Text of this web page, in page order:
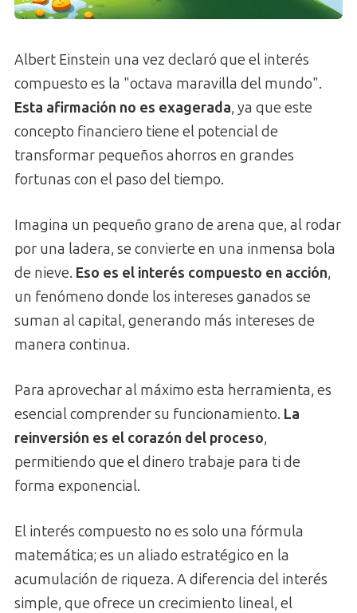
Albert Einstein una vez declaró que el interés
compuesto es la "octava maravilla del mundo".
Esta afirmación no es exagerada, ya que este
concepto financiero tiene el potencial de
transformar pequeños ahorros en grandes
fortunas con el paso del tiempo.
Imagina un pequeño grano de arena que, al rodar
por una ladera, se convierte en una inmensa bola
de nieve. Eso es el interés compuesto en acción,
un fenómeno donde los intereses ganados se
suman al capital, generando más intereses de
manera continua.
Para aprovechar al máximo esta herramienta, es
esencial comprender su funcionamiento. La
reinversión es el corazón del proceso,
permitiendo que el dinero trabaje para ti de
forma exponencial.
El interés compuesto no es solo una fórmula
matemática; es un aliado estratégico en la
acumulación de riqueza. A diferencia del interés
simple, que ofrece un crecimiento lineal, el